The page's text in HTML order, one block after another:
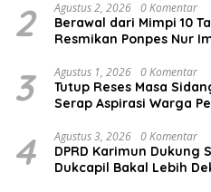
2 Agustus 2, 2026 0 Komentar
Berawal dari Mimpi 10
Resmikan Ponpes Nur
3 Agustus 1, 2026 0 Komentar
Tutup Reses Masa
Serap Aspirasi Warga
4 Agustus 3, 2026 0 Komentar
DPRD Karimun Dukung
Dukcapil Bakal Lebih